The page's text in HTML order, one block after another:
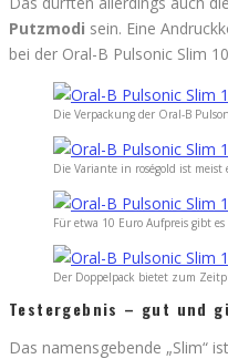
Putzmodi sein. Eine
bei der Oral-B Pulsonic Slim
Die Verpackung der Oral-B
Die Variante in roségold ist meist
Für etwa 10 Euro Aufpreis gibt
Der Doppelpack bietet zum
Testergebnis – gut und
Das namensgebende „Slim“